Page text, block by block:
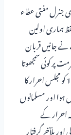
جنرل مفتی عطاء
ہماری اولین
نے جانیں قربان
پر کوئی سمجھوتا
نہیں کیا جائے گا۔انہوں نے کہا کہ 27فروری 1976 کو مجلس احرار کا
ہوا اور مسلمانوں
احرار کے
بلآخر گرفتار